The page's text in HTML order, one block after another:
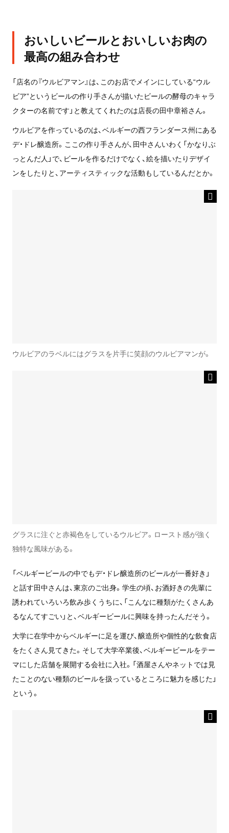
おいしいビールとおいしいお肉の
最高の組み合わせ
「店名の『ウルビアマン』は、このお店でメインにしている“ウル
ビア”というビールの作り手さんが描いたビールの酵母のキャラ
クターの名前です」と教えてくれたのは店長の田中章裕さん。
ウルビアを作っているのは、ベルギーの西フランダース州にある
デ・ドレ醸造所。ここの作り手さんが、田中さんいわく「かなりぶ
っとんだ人」で、ビールを作るだけでなく、絵を描いたりデザイ
ンをしたりと、アーティスティックな活動もしているんだとか。
ウルビアのラベルにはグラスを片手に笑顔のウルビアマンが。
グラスに注ぐと赤褐色をしているウルビア。ロースト感が強く
独特な風味がある。
「ベルギービールの中でもデ・ドレ醸造所のビールが一番好き」
と話す田中さんは、東京のご出身。学生の頃、お酒好きの先輩に
誘われていろいろ飲み歩くうちに、「こんなに種類がたくさんあ
るなんてすごい」と、ベルギービールに興味を持ったんだそう。
大学に在学中からベルギーに足を運び、醸造所や個性的な飲食店
をたくさん見てきた。そして大学卒業後、ベルギービールをテー
マにした店舗を展開する会社に入社。「酒屋さんやネットでは見
たことのない種類のビールを扱っているところに魅力を感じた」
という。